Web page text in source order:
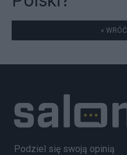
«
Podziel się swoją opinią